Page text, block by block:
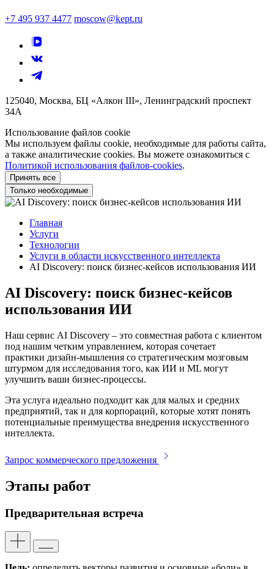
+7 495 937 4477 moscow@kept.ru
125040, Москва, БЦ «Алкон III», Ленинградский проспект
34А
Использование файлов cookie
Мы используем файлы cookie, необходимые для работы сайта,
а также аналитические cookies. Вы можете ознакомиться с
Политикой использования файлов-cookies.
Принять все
Только необходимые
Главная
Услуги
Технологии
Услуги в области искусственного интеллекта
AI Discovery: поиск бизнес-кейсов использования ИИ
AI Discovery: поиск бизнес-кейсов
использования ИИ
Наш сервис AI Discovery – это совместная работа с клиентом
под нашим четким управлением, которая сочетает
практики дизайн-мышления со стратегическим мозговым
штурмом для исследования того, как ИИ и ML могут
улучшить ваши бизнес-процессы.
Эта услуга идеально подходит как для малых и средних
предприятий, так и для корпораций, которые хотят понять
потенциальные преимущества внедрения искусственного
интеллекта.
Запрос коммерческого предложения
Этапы работ
Предварительная встреча